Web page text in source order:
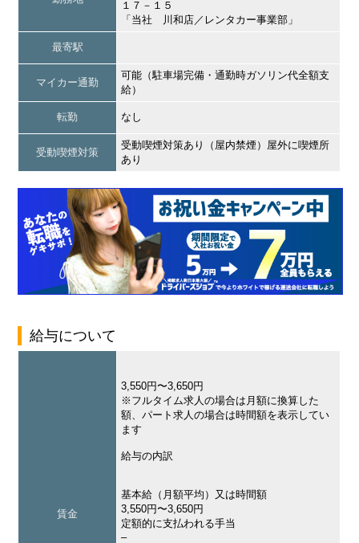
１７－１５
「当社 川和店／レンタカー事業部」
最寄駅
マイカー通勤
可能（駐車場完備・通勤時ガソリン代全額支
給）
転勤 なし
受動喫煙対策
受動喫煙対策あり（屋内禁煙）屋外に喫煙所
あり
給与について
賃金
3,550円〜3,650円
※フルタイム求人の場合は月額に換算した
額、パート求人の場合は時間額を表示してい
ます
給与の内訳
基本給（月額平均）又は時間額
3,550円〜3,650円
定額的に支払われる手当
–